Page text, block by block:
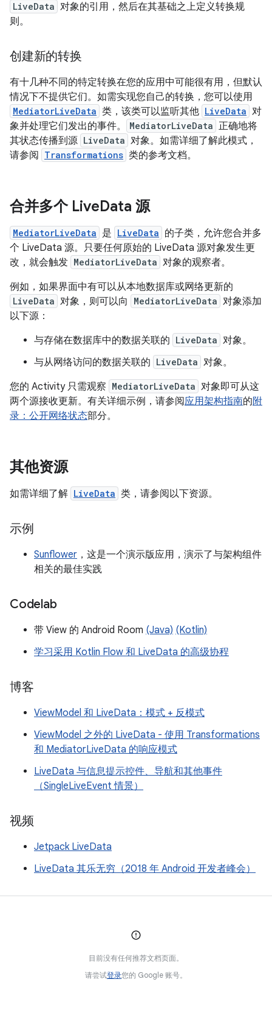
LiveData 对象的引用，然后在其基础之上定义转换规
则。
创建新的转换
有十几种不同的特定转换在您的应用中可能很有用，但默认
情况下不提供它们。如需实现您自己的转换，您可以使用
MediatorLiveData 类，该类可以监听其他 LiveData 对
象并处理它们发出的事件。
MediatorLiveData 正确地将
其状态传播到源 LiveData 对象。如需详细了解此模式，
请参阅
Transformations 类的参考文档。
合并多个 LiveData 源
MediatorLiveData 是 LiveData 的子类，允许您合并多
个 LiveData 源。只要任何原始的 LiveData 源对象发生更
改，就会触发 MediatorLiveData 对象的观察者。
例如，如果界面中有可以从本地数据库或网络更新的
LiveData 对象，则可以向 MediatorLiveData 对象添加
以下源：
与存储在数据库中的数据关联的 LiveData 对象。
与从网络访问的数据关联的 LiveData 对象。
您的 Activity 只需观察 MediatorLiveData 对象即可从这
两个源接收更新。有关详细示例，请参阅应用架构指南的附
录：公开网络状态部分。
其他资源
如需详细了解 LiveData 类，请参阅以下资源。
示例
Sunflower ，这是一个演示版应用，演示了与架构组件
相关的最佳实践
Codelab
带 View 的 Android Room (Java) (Kotlin)
学习采用 Kotlin Flow 和 LiveData 的高级协程
博客
ViewModel 和 LiveData：模式 + 反模式
ViewModel 之外的 LiveData - 使用 Transformations
和 MediatorLiveData 的响应模式
LiveData 与信息提示控件、导航和其他事件
（SingleLiveEvent 情景）
视频
Jetpack LiveData
LiveData 其乐无穷（2018 年 Android 开发者峰会）
目前没有任何推荐文档页面。
请尝试登录您的 Google 账号。